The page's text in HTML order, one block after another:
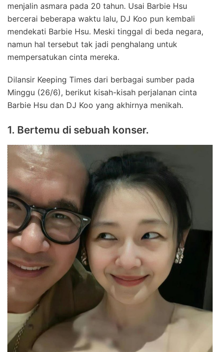
menjalin asmara pada 20 tahun. Usai Barbie Hsu
bercerai beberapa waktu lalu, DJ Koo pun kembali
mendekati Barbie Hsu. Meski tinggal di beda negara,
namun hal tersebut tak jadi penghalang untuk
mempersatukan cinta mereka.
Dilansir Keeping Times dari berbagai sumber pada
Minggu (26/6), berikut kisah-kisah perjalanan cinta
Barbie Hsu dan DJ Koo yang akhirnya menikah.
1. Bertemu di sebuah konser.